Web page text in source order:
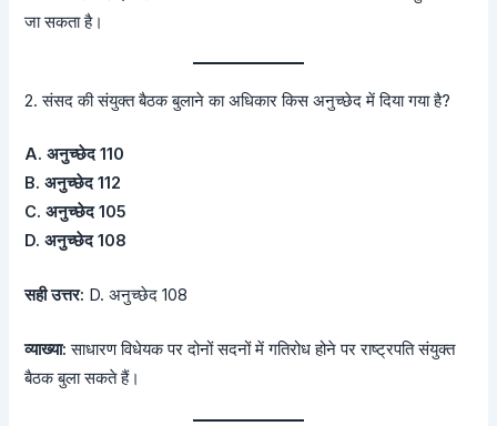
जा सकता है।
2. संसद की संयुक्त बैठक बुलाने का अधिकार किस अनुच्छेद में दिया गया है?
A. अनुच्छेद 110
B. अनुच्छेद 112
C. अनुच्छेद 105
D. अनुच्छेद 108
सही उत्तर: D. अनुच्छेद 108
व्याख्या: साधारण विधेयक पर दोनों सदनों में गतिरोध होने पर राष्ट्रपति संयुक्त
बैठक बुला सकते हैं।